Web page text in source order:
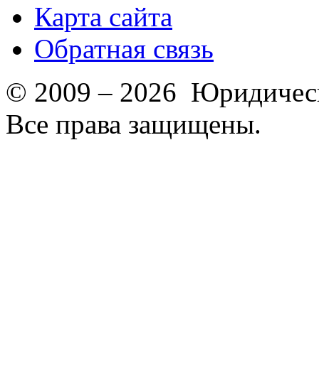
Карта сайта
Обратная связь
© 2009 – 2026
Все права защищены.